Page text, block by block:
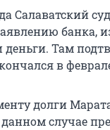
Салаватский
банка,
Там
в
долги
случае